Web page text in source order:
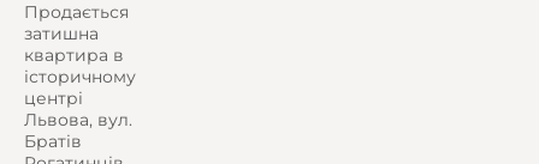
Продається
затишна
квартира в
історичному
центрі
Львова, вул.
Братів